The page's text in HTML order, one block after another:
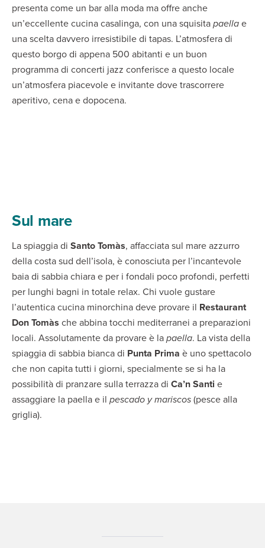
presenta come un bar alla moda ma offre anche
un’eccellente cucina casalinga, con una squisitapaellae
una scelta davvero irresistibile di tapas. L’atmosfera di
questo borgo di appena 500 abitanti e un buon
programma di concerti jazz conferisce a questo locale
un’atmosfera piacevole e invitante dove trascorrere
aperitivo, cena e dopocena.
Sul mare
La spiaggia di Santo Tomàs, affacciata sul mare azzurro
della costa sud dell’isola, è conosciuta per l’incantevole
baia di sabbia chiara e per i fondali poco profondi, perfetti
per lunghi bagni in totale relax. Chi vuole gustare
l’autentica cucina minorchina deve provare il Restaurant
Don Tomàs che abbina tocchi mediterranei a preparazioni
locali. Assolutamente da provare è lapaella. La vista della
spiaggia di sabbia bianca di Punta Prima è uno spettacolo
che non capita tutti i giorni, specialmente se si ha la
possibilità di pranzare sulla terrazza di Ca’n Santi e
assaggiare la paella e il pescado y mariscos(pesce alla
griglia).